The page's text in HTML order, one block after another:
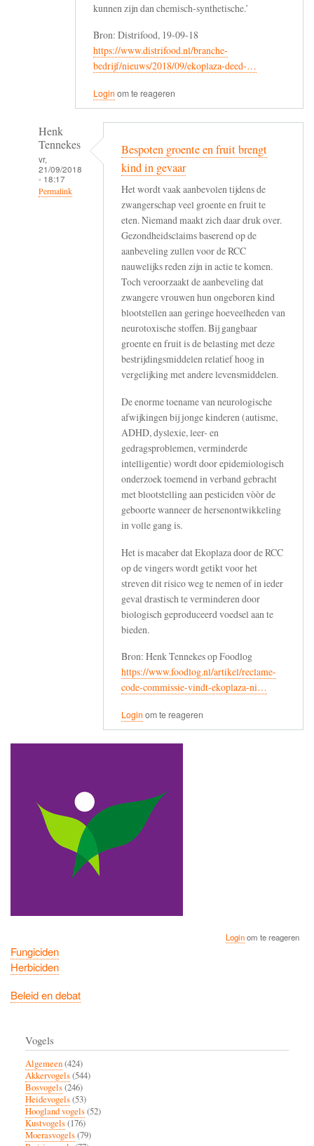
kunnen zijn dan chemisch-synthetische.’
Bron: Distrifood, 19-09-18
https://www.distrifood.nl/branche-
bedrijf/nieuws/2018/09/ekoplaza-deed-…
Login om te reageren
Henk
Tennekes
vr,
21/09/2018
- 18:17
Permalink
Bespoten groente en fruit brengt
kind in gevaar
Het wordt vaak aanbevolen tijdens de
zwangerschap veel groente en fruit te
eten. Niemand maakt zich daar druk over.
Gezondheidsclaims baserend op de
aanbeveling zullen voor de RCC
nauwelijks reden zijn in actie te komen.
Toch veroorzaakt de aanbeveling dat
zwangere vrouwen hun ongeboren kind
blootstellen aan geringe hoeveelheden van
neurotoxische stoffen. Bij gangbaar
groente en fruit is de belasting met deze
bestrijdingsmiddelen relatief hoog in
vergelijking met andere levensmiddelen.
De enorme toename van neurologische
afwijkingen bij jonge kinderen (autisme,
ADHD, dyslexie, leer- en
gedragsproblemen, verminderde
intelligentie) wordt door epidemiologisch
onderzoek toemend in verband gebracht
met blootstelling aan pesticiden vòòr de
geboorte wanneer de hersenontwikkeling
in volle gang is.
Het is macaber dat Ekoplaza door de RCC
op de vingers wordt getikt voor het
streven dit risico weg te nemen of in ieder
geval drastisch te verminderen door
biologisch geproduceerd voedsel aan te
bieden.
Bron: Henk Tennekes op Foodlog
https://www.foodlog.nl/artikel/reclame-
code-commissie-vindt-ekoplaza-ni…
Login om te reageren
Loginom te reageren
Fungiciden
Herbiciden
Beleid en debat
Vogels
Algemeen(424)
Akkervogels(544)
Bosvogels(246)
Heidevogels(53)
Hoogland vogels(52)
Kustvogels(176)
Moerasvogels(79)